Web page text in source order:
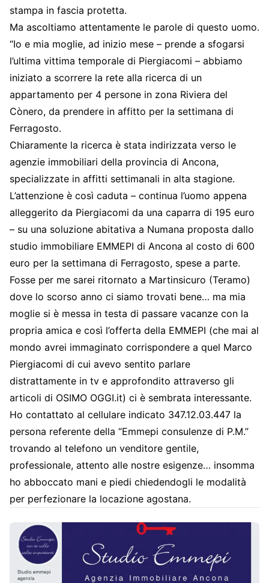
stampa in fascia protetta.
Ma ascoltiamo attentamente le parole di questo uomo.
“Io e mia moglie, ad inizio mese – prende a sfogarsi
l’ultima vittima temporale di Piergiacomi – abbiamo
iniziato a scorrere la rete alla ricerca di un
appartamento per 4 persone in zona Riviera del
Cònero, da prendere in affitto per la settimana di
Ferragosto.
Chiaramente la ricerca è stata indirizzata verso le
agenzie immobiliari della provincia di Ancona,
specializzate in affitti settimanali in alta stagione.
L’attenzione è così caduta – continua l’uomo appena
alleggerito da Piergiacomi da una caparra di 195 euro
– su una soluzione abitativa a Numana proposta dallo
studio immobiliare EMMEPI di Ancona al costo di 600
euro per la settimana di Ferragosto, spese a parte.
Fosse per me sarei ritornato a Martinsicuro (Teramo)
dove lo scorso anno ci siamo trovati bene… ma mia
moglie si è messa in testa di passare vacanze con la
propria amica e così l’offerta della EMMEPI (che mai al
mondo avrei immaginato corrispondere a quel Marco
Piergiacomi di cui avevo sentito parlare
distrattamente in tv e approfondito attraverso gli
articoli di OSIMO OGGI.it) ci è sembrata interessante.
Ho contattato al cellulare indicato 347.12.03.447 la
persona referente della “Emmepi consulenze di P.M.”
trovando al telefono un venditore gentile,
professionale, attento alle nostre esigenze… insomma
ho abboccato mani e piedi chiedendogli le modalità
per perfezionare la locazione agostana.